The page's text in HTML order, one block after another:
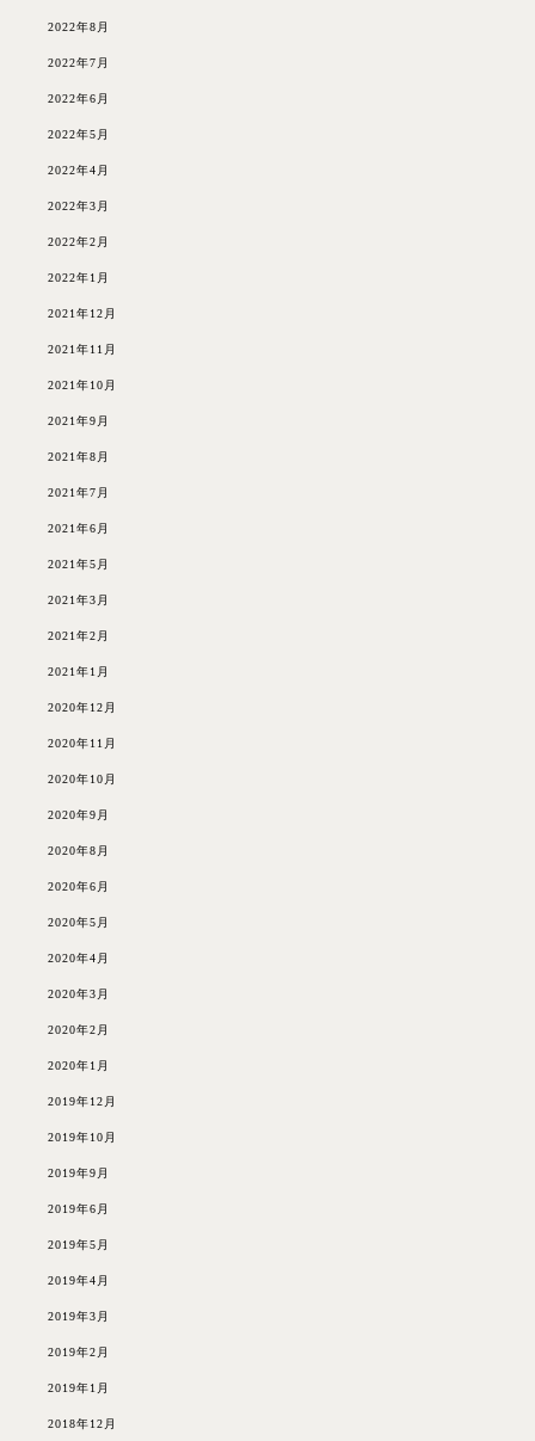
2022年8月
2022年7月
2022年6月
2022年5月
2022年4月
2022年3月
2022年2月
2022年1月
2021年12月
2021年11月
2021年10月
2021年9月
2021年8月
2021年7月
2021年6月
2021年5月
2021年3月
2021年2月
2021年1月
2020年12月
2020年11月
2020年10月
2020年9月
2020年8月
2020年6月
2020年5月
2020年4月
2020年3月
2020年2月
2020年1月
2019年12月
2019年10月
2019年9月
2019年6月
2019年5月
2019年4月
2019年3月
2019年2月
2019年1月
2018年12月